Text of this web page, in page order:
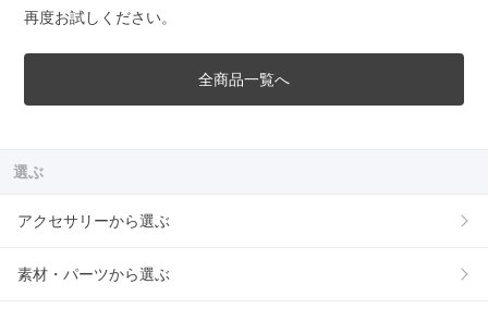
再度お試しください。
全商品一覧へ
選ぶ
アクセサリーから選ぶ
素材・パーツから選ぶ